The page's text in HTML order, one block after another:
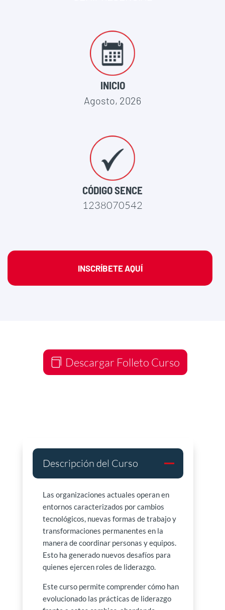
INICIO
Agosto, 2026
CÓDIGO SENCE
1238070542
INSCRÍBETE AQUÍ
Descargar Folleto Curso
Descripción del Curso
Las organizaciones actuales operan en
entornos caracterizados por cambios
tecnológicos, nuevas formas de trabajo y
transformaciones permanentes en la
manera de coordinar personas y equipos.
Esto ha generado nuevos desafíos para
quienes ejercen roles de liderazgo.
Este curso permite comprender cómo han
evolucionado las prácticas de liderazgo